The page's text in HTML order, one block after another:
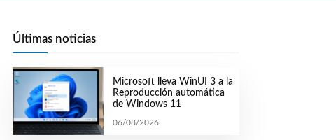
Últimas noticias
Microsoft lleva WinUI 3 a la
Reproducción automática
de Windows 11
06/08/2026